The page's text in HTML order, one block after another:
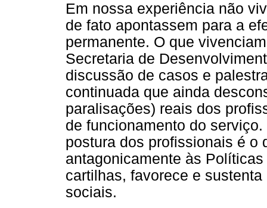
Em nossa experiência não
de fato apontassem para a
permanente. O que
Secretaria de
discussão de casos e
continuada que ainda
paralisações) reais dos
de funcionamento do
postura dos profissionais é o
antagonicamente às
cartilhas, favorece e
sociais.